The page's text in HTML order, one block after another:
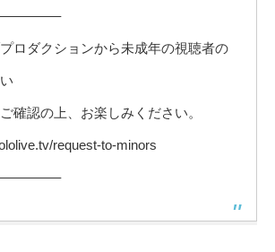
ロダクションから未成年の視聴者の
確認の上、お楽しみください。
request-to-minors